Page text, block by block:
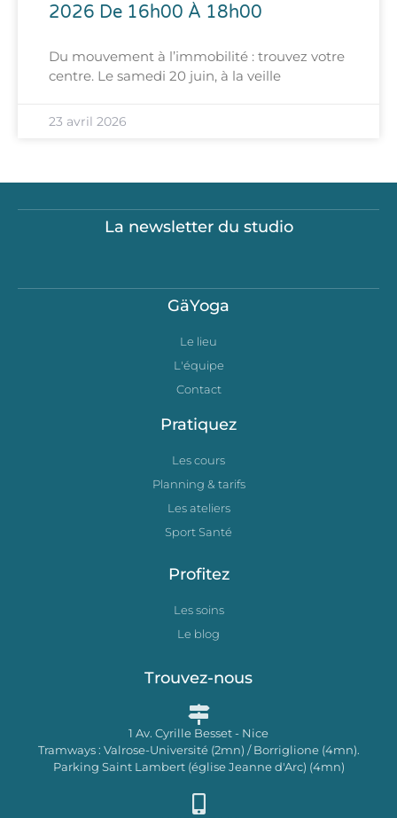
2026 De 16h00 À 18h00
Du mouvement à l’immobilité : trouvez votre
centre. Le samedi 20 juin, à la veille
23 avril 2026
La newsletter du studio
GäYoga
Le lieu
L'équipe
Contact
Pratiquez
Les cours
Planning & tarifs
Les ateliers
Sport Santé
Profitez
Les soins
Le blog
Trouvez-nous
1 Av. Cyrille Besset - Nice
Tramways : Valrose-Université (2mn) / Borriglione (4mn).
Parking Saint Lambert (église Jeanne d'Arc) (4mn)